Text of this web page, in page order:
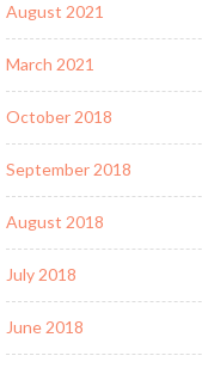
August 2021
March 2021
October 2018
September 2018
August 2018
July 2018
June 2018